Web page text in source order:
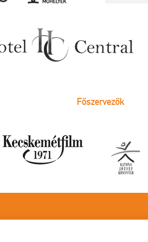
Főszervezők